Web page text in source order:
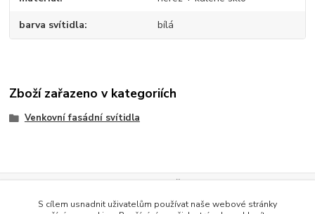
barva svítidla bílá
Zboží zařazeno v kategoriích
Venkovní fasádní svítidla
Evidence Tržeb
Podle zákona o evidenci tržeb je prodávající povinen vystavit
S cílem usnadnit uživatelům používat naše webové stránky